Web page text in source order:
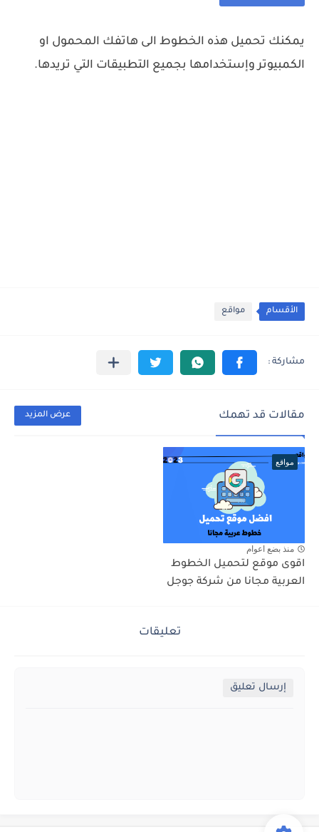
يمكنك تحميل هذه الخطوط الى هاتفك المحمول او
الكمبيوتر وإستخدامها بجميع التطبيقات التي تريدها.
الأقسام مواقع
مقالات قد تهمك عرض المزيد
مواقع
منذ بضع اعوام
اقوى موقع لتحميل الخطوط
العربية مجانا من شركة جوجل
تعليقات
إرسال تعليق